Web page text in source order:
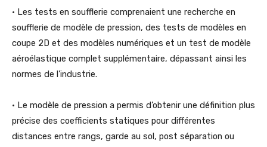
• Les tests en soufflerie comprenaient une recherche en
soufflerie de modèle de pression, des tests de modèles en
coupe 2D et des modèles numériques et un test de modèle
aéroélastique complet supplémentaire, dépassant ainsi les
normes de l’industrie.
• Le modèle de pression a permis d’obtenir une définition plus
précise des coefficients statiques pour différentes
distances entre rangs, garde au sol, post séparation ou